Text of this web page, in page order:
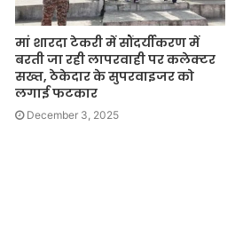
मां शारदा टेकरी में सौंदर्यीकरण में
बरती जा रही लापरवाही पर कलेक्टर
सख्त, ठेकेदार के सुपरवाइजर को
लगाई फटकार
December 3, 2025